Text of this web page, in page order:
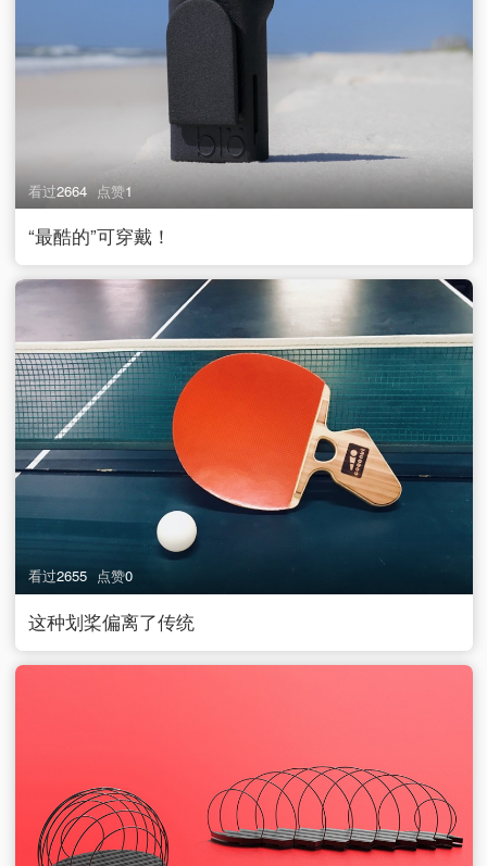
看过2664 点赞1
“最酷的”可穿戴！
看过2655 点赞0
这种划桨偏离了传统